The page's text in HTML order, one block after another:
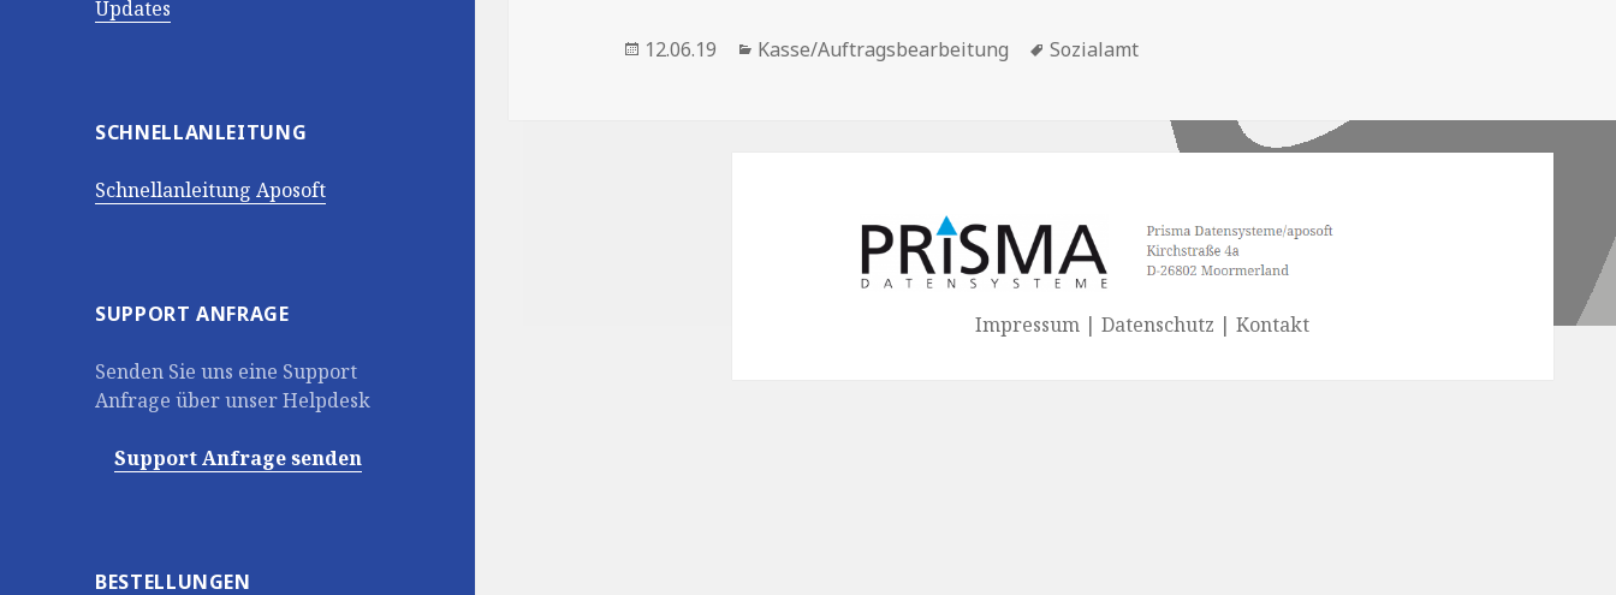
Updates
SCHNELLANLEITUNG
Schnellanleitung Aposoft
SUPPORT ANFRAGE
Senden Sie uns eine Support
Anfrage über unser Helpdesk
Support Anfrage senden
BESTELLUNGEN
Veröffentlicht
12.06.19 Kategorien
Kasse/Auftragsbearbeitung Schlagwörter
Sozialamt
Impressum | Datenschutz | Kontakt